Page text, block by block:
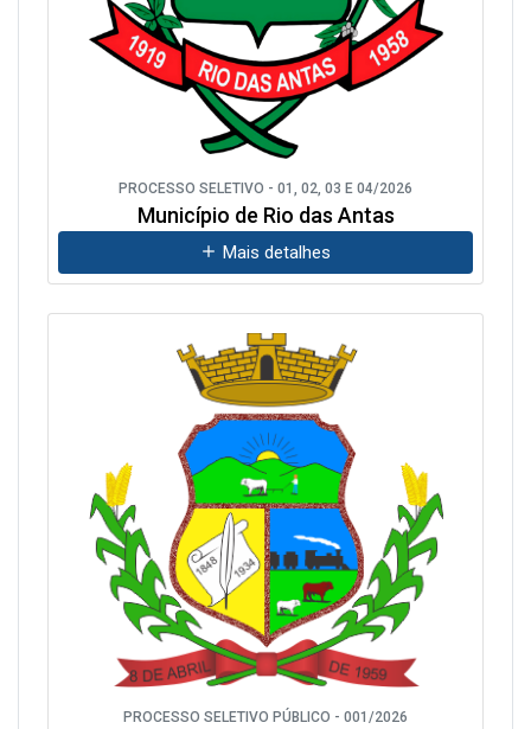
PROCESSO SELETIVO - 01, 02, 03 E 04/2026
Município de Rio das Antas
Mais detalhes
PROCESSO SELETIVO PÚBLICO - 001/2026